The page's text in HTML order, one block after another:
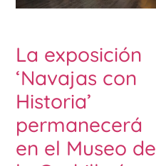
La exposición
‘Navajas con
Historia’
permanecerá
en el Museo de